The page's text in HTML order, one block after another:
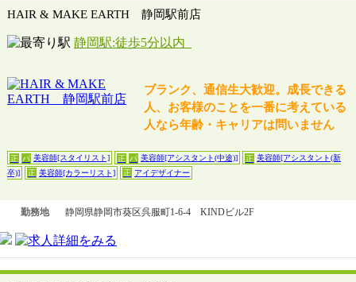
HAIR & MAKE EARTH 静岡駅前店
静岡駅:徒歩5分以内
ブランク、通信生大歓迎。成長できる
人、お客様のことを一番に考えている
人なら年齢・キャリアは問いません
正 パ 美容師[スタイリスト] 正 パ 美容師[アシスタント(中途)] 正 美容師[アシスタント(新
卒)]
正 美容師[カラーリスト] 正 アイデザイナー
勤務地 静岡県静岡市葵区呉服町1-6-4 KINDビル2F